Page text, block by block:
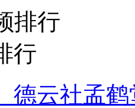
排行
行
德云社孟